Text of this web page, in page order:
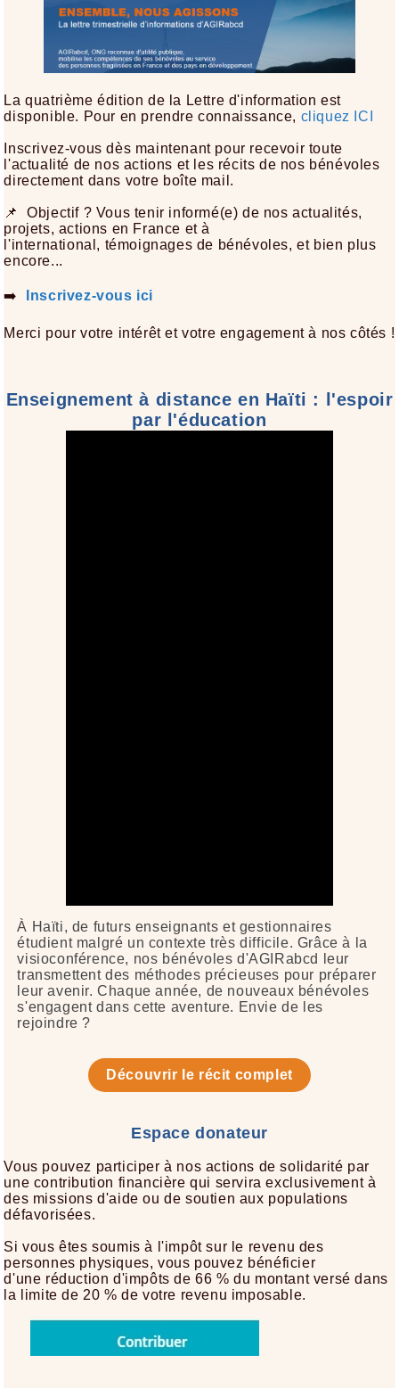
La quatrième édition de la Lettre d'information est
disponible. Pour en prendre connaissance, cliquez ICI
Inscrivez-vous dès maintenant pour recevoir toute
l'actualité de nos actions et les récits de nos bénévoles
directement dans votre boîte mail.
📌 Objectif ? Vous tenir informé(e) de nos actualités,
projets, actions en France et à
l'international, témoignages de bénévoles, et bien plus
encore...
➡️ Inscrivez-vous ici
Merci pour votre intérêt et votre engagement à nos côtés !
Enseignement à distance en Haïti : l'espoir
par l'éducation
À Haïti, de futurs enseignants et gestionnaires
étudient malgré un contexte très difficile. Grâce à la
visioconférence, nos bénévoles d'AGIRabcd leur
transmettent des méthodes précieuses pour préparer
leur avenir. Chaque année, de nouveaux bénévoles
s'engagent dans cette aventure. Envie de les
rejoindre ?
Découvrir le récit complet
Espace donateur
Vous pouvez participer à nos actions de solidarité par
une contribution financière qui servira exclusivement à
des missions d'aide ou de soutien aux populations
défavorisées.
Si vous êtes soumis à l'impôt sur le revenu des
personnes physiques, vous pouvez bénéficier
d'une réduction d'impôts de 66 % du montant versé dans
la limite de 20 % de votre revenu imposable.